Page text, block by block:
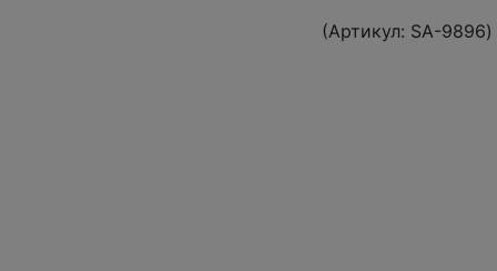
(Артикул: SA-9896)